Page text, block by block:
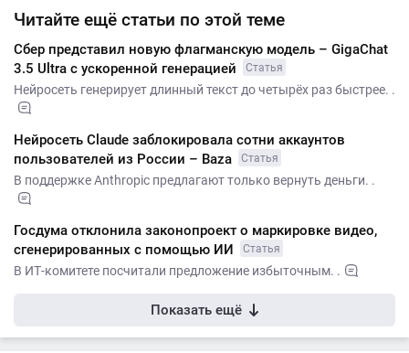
Читайте ещё статьи по этой теме
Сбер представил новую флагманскую модель – GigaChat
3.5 Ultra с ускоренной генерацией
Статья
Нейросеть генерирует длинный текст до четырёх раз быстрее. .
Нейросеть Claude заблокировала сотни аккаунтов
пользователей из России – Baza
Статья
В поддержке Anthropic предлагают только вернуть деньги. .
Госдума отклонила законопроект о маркировке видео,
сгенерированных с помощью ИИ
Статья
В ИТ-комитете посчитали предложение избыточным. .
Показать ещё